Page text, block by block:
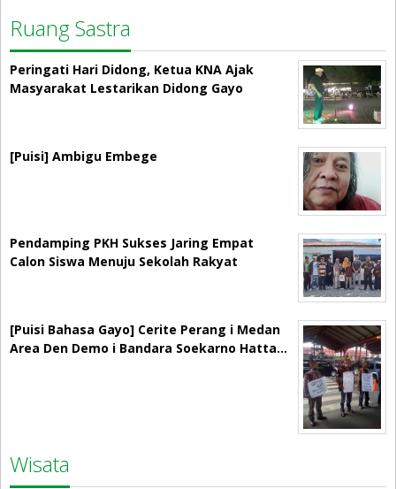
Ruang Sastra
Peringati Hari Didong, Ketua KNA Ajak
Masyarakat Lestarikan Didong Gayo
[Puisi] Ambigu Embege
Pendamping PKH Sukses Jaring Empat
Calon Siswa Menuju Sekolah Rakyat
[Puisi Bahasa Gayo] Cerite Perang i Medan
Area Den Demo i Bandara Soekarno Hatta…
Wisata